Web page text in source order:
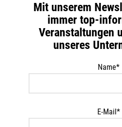
Leihgebühr
Mit unserem
immer top-
Veranstaltungen
unseres
Name*
E-Mail*